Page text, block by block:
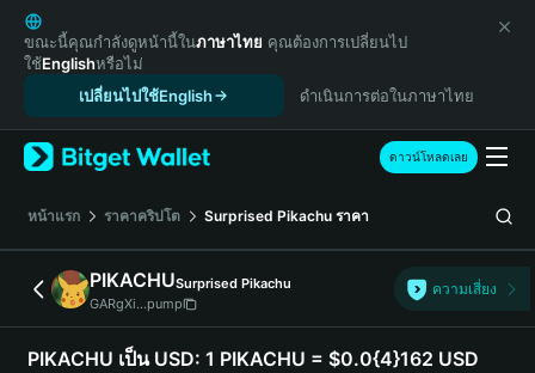
English
日本語
Tiếng Việt
Español (Latinoamérica)
Türkçe
Français
Deutsch
简体中文
繁體中文
Português (Portugal)
Bahasa Indonesia
ขณะนี้คุณกำลังดูหน้านี้ในภาษาไทย คุณต้องการเปลี่ยนไป
ใช้Englishหรือไม่
เปลี่ยนไปใช้English
ดำเนินการต่อในภาษาไทย
ดาวน์โหลดเลย
หน้าแรก ราคาคริปโต Surprised Pikachu ราคา
PIKACHUSurprised Pikachu
GARgXi...pump
ความเสี่ยง
PIKACHU เป็น USD: 1 PIKACHU = $0.0{4}162 USD